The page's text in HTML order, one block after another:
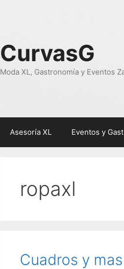
CurvasG
Moda XL, Gastronomía y Eventos
Asesoría XL Eventos y
ropaxl
Cuadros y